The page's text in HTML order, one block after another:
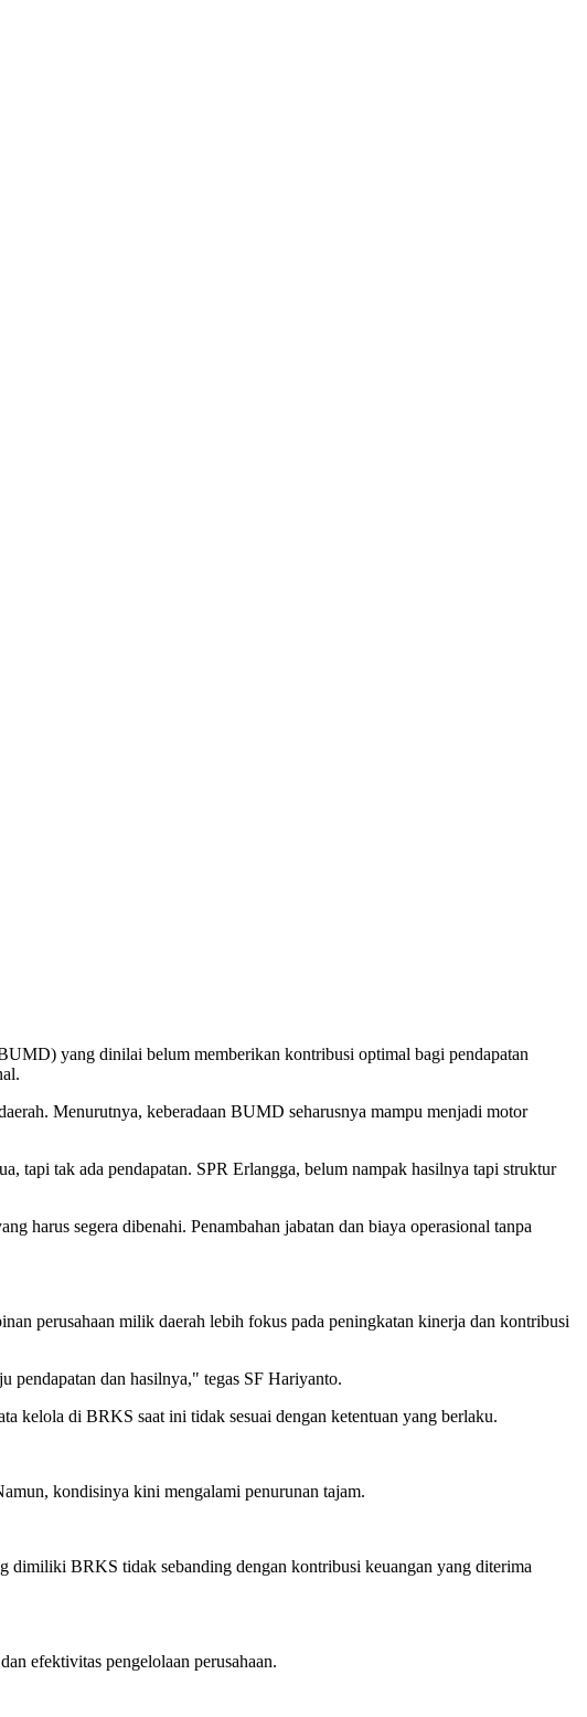
yang dinilai belum memberikan kontribusi optimal bagi pendapatan
Menurutnya, keberadaan BUMD seharusnya mampu menjadi motor
tapi tak ada pendapatan. SPR Erlangga, belum nampak hasilnya tapi struktur
harus segera dibenahi. Penambahan jabatan dan biaya operasional tanpa
perusahaan milik daerah lebih fokus pada peningkatan kinerja dan kontribusi
pendapatan dan hasilnya," tegas SF Hariyanto.
kelola di BRKS saat ini tidak sesuai dengan ketentuan yang berlaku.
kondisinya kini mengalami penurunan tajam.
dimiliki BRKS tidak sebanding dengan kontribusi keuangan yang diterima
efektivitas pengelolaan perusahaan.